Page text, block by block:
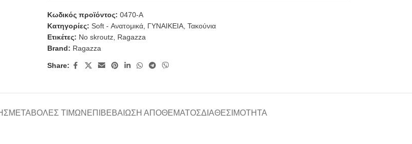
Κωδικός προϊόντος: 0470-A
Κατηγορίες: Soft - Ανατομικά, ΓΥΝΑΙΚΕΙΑ, Τακούνια
Ετικέτες: No skroutz, Ragazza
Brand: Ragazza
Share:
ΜΕΤΑΒΟΛΈΣ ΤΙΜΏΝ ΕΠΙΒΕΒΑΊΩΣΗ ΑΠΟΘΈΜΑΤΟΣΔΙΑΘΕΣΙΜΌΤΗΤΑ